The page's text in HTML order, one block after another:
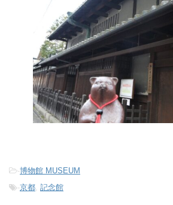
-博物館 MUSEUM
-京都 記念館